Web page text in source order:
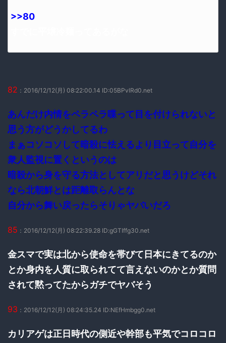
>>80
82 ：2016/12/12(月) 08:22:00.14 ID:05BPvlRd0.net
あんだけ内情をペラペラ喋って目を付けられないと
思う方がどうかしてるわ
まぁコソコソして暗殺に怯えるより目立って自分を
衆人監視に置くというのは
暗殺から身を守る方法としてアリだと思うけどそれ
なら北朝鮮とは距離取らんとな
自分から舞い戻ったらそりゃヤバいだろ
85 ：2016/12/12(月) 08:22:39.28 ID:gGTIffg30.net
金スマで実は北から使命を帯びて日本にきてるのか
とか身内を人質に取られてて言えないのかとか質問
されて黙ってたからガチでヤバそう
93 ：2016/12/12(月) 08:24:35.24 ID:NEfHmbgg0.net
カリアゲは正日時代の側近や幹部も平気でコロコロ